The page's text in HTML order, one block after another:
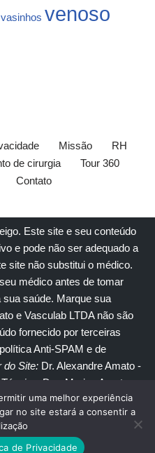
vasinhos venoso
Missão
RH
de cirurgia
Tour 360
Contato
Este site e seu conteúdo
e pode não ser adequado a
site não substitui o médico.
médico antes de tomar
sua saúde. Marque sua
e Vasculab LTDA não são
fornecido por terceiras
Anti-SPAM e de
do Site: Dr. Alexandre Amato -
: Dra. Marisa Amato
Médico. Todos direitos
uma melhor experiência
no site estará a consentir a
de Privacidade